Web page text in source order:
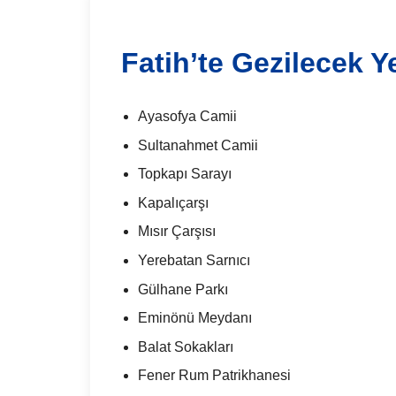
Fatih’te Gezilecek
Ayasofya Camii
Sultanahmet Camii
Topkapı Sarayı
Kapalıçarşı
Mısır Çarşısı
Yerebatan Sarnıcı
Gülhane Parkı
Eminönü Meydanı
Balat Sokakları
Fener Rum Patrikhanesi